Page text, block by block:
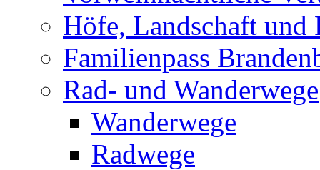
Höfe, Landschaft und
Familienpass
Rad- und Wanderwege
Wanderwege
Radwege